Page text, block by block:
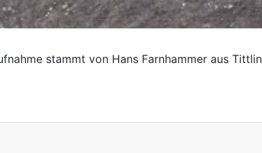
stammt von Hans Farnhammer aus